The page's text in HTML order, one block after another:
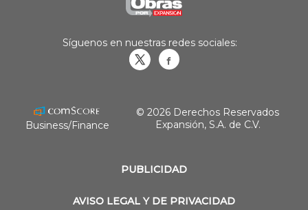
PUBLICIDAD
AVISO LEGAL Y DE PRIVACIDAD
Síguenos en nuestras redes sociales:
Business/Finance
© 2026 Derechos Reservados
Expansión, S.A. de C.V.